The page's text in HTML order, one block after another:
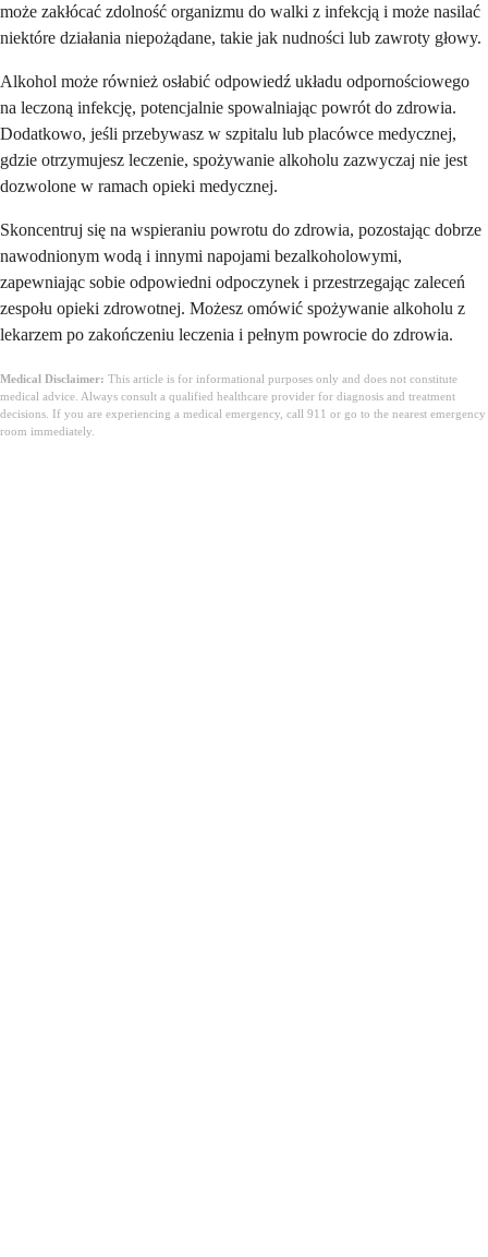
może zakłócać zdolność organizmu do walki z infekcją i może nasilać
niektóre działania niepożądane, takie jak nudności lub zawroty głowy.
Alkohol może również osłabić odpowiedź układu odpornościowego
na leczoną infekcję, potencjalnie spowalniając powrót do zdrowia.
Dodatkowo, jeśli przebywasz w szpitalu lub placówce medycznej,
gdzie otrzymujesz leczenie, spożywanie alkoholu zazwyczaj nie jest
dozwolone w ramach opieki medycznej.
Skoncentruj się na wspieraniu powrotu do zdrowia, pozostając dobrze
nawodnionym wodą i innymi napojami bezalkoholowymi,
zapewniając sobie odpowiedni odpoczynek i przestrzegając zaleceń
zespołu opieki zdrowotnej. Możesz omówić spożywanie alkoholu z
lekarzem po zakończeniu leczenia i pełnym powrocie do zdrowia.
Medical Disclaimer: This article is for informational purposes only and does not constitute
medical advice. Always consult a qualified healthcare provider for diagnosis and treatment
decisions. If you are experiencing a medical emergency, call 911 or go to the nearest emergency
room immediately.